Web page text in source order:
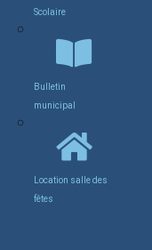
Scolaire
Bulletin
municipal
Location salle des
fêtes